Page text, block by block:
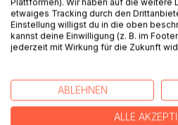
Melde, Deborah Manavi,
Amelie Mahl, Theresa Ivanovic,
Trevisani.
im Premiumdruck ist inhaltlich
zum E-Book, welches auf der
book.com für 9,99
Plattformen). Wir haben auf die weitere
etwaiges Tracking durch den
Einstellung willigst du in die oben
kannst deine Einwilligung (z. B. im
jederzeit mit Wirkung für die Zukunft
ABLEHNEN
ALLE